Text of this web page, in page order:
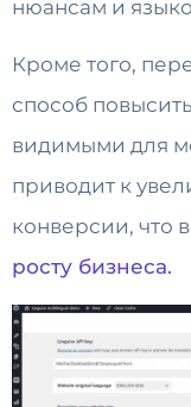
нюансам и
Кроме того,
способ
видимыми для
приводит к
конверсии, что
росту бизнеса.